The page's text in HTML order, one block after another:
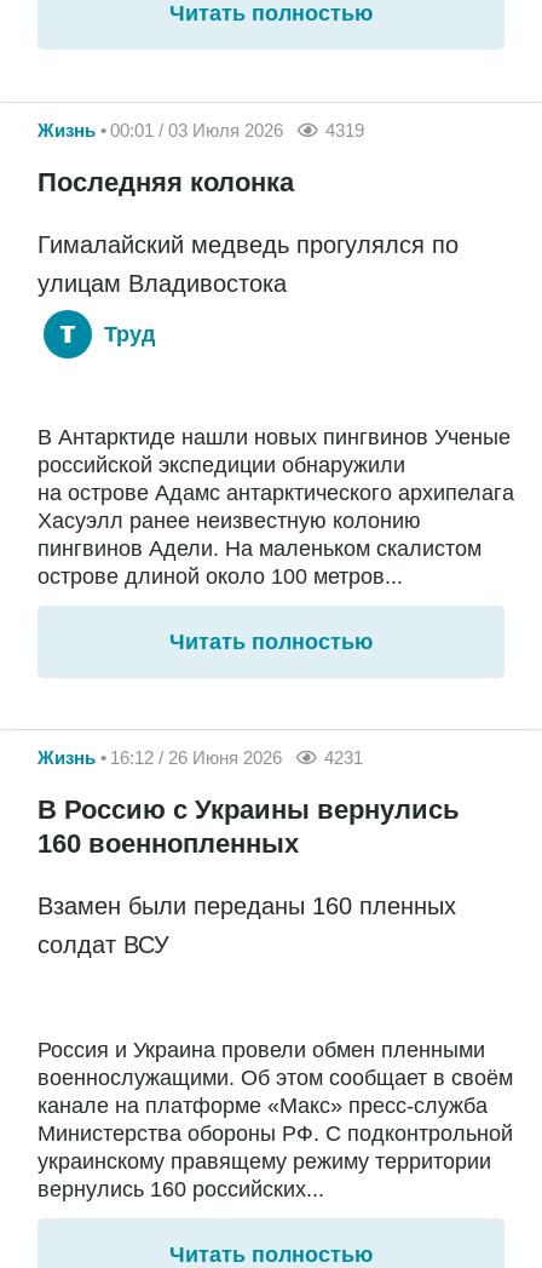
Читать полностью
Жизнь 00:01 / 03 Июля 2026 4319
Последняя колонка
Гималайский медведь прогулялся по
улицам Владивостока
Труд
В Антарктиде нашли новых пингвинов Ученые
российской экспедиции обнаружили
на острове Адамс антарктического архипелага
Хасуэлл ранее неизвестную колонию
пингвинов Адели. На маленьком скалистом
острове длиной около 100 метров...
Читать полностью
Жизнь 16:12 / 26 Июня 2026 4231
В Россию с Украины вернулись
160 военнопленных
Взамен были переданы 160 пленных
солдат ВСУ
Россия и Украина провели обмен пленными
военнослужащими. Об этом сообщает в своём
канале на платформе «Макс» пресс-служба
Министерства обороны РФ. С подконтрольной
украинскому правящему режиму территории
вернулись 160 российских...
Читать полностью